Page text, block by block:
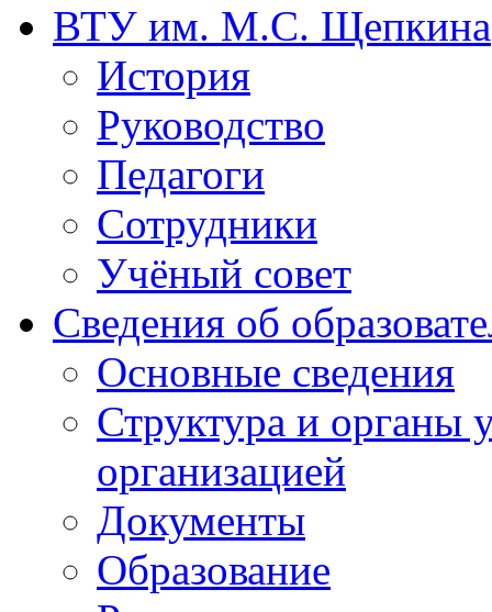
ВТУ им. М.С. Щепкина
История
Руководство
Педагоги
Сотрудники
Учёный совет
Сведения об
Основные сведения
Структура и органы
организацией
Документы
Образование